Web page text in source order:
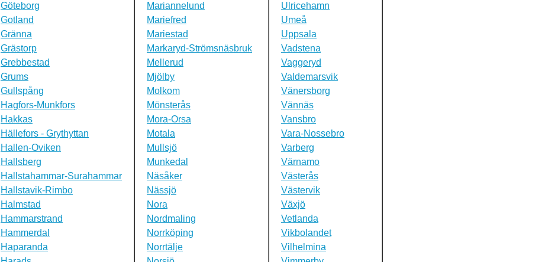
Göteborg
Gotland
Gränna
Grästorp
Grebbestad
Grums
Gullspång
Hagfors-Munkfors
Hakkas
Hällefors - Grythyttan
Hallen-Oviken
Hallsberg
Hallstahammar-Surahammar
Hallstavik-Rimbo
Halmstad
Hammarstrand
Hammerdal
Haparanda
Mariannelund
Mariefred
Mariestad
Markaryd-Strömsnäsbruk
Mellerud
Mjölby
Molkom
Mönsterås
Mora-Orsa
Motala
Mullsjö
Munkedal
Näsåker
Nässjö
Nora
Nordmaling
Norrköping
Norrtälje
Ulricehamn
Umeå
Uppsala
Vadstena
Vaggeryd
Valdemarsvik
Vänersborg
Vännäs
Vansbro
Vara-Nossebro
Varberg
Värnamo
Västerås
Västervik
Växjö
Vetlanda
Vikbolandet
Vilhelmina